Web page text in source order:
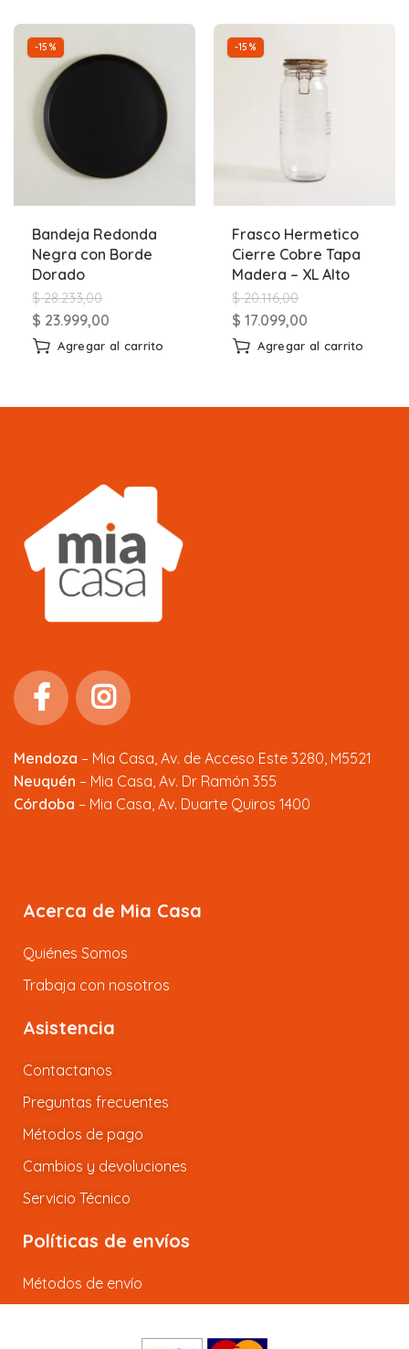
-15%
Bandeja Redonda
Negra con Borde
Dorado
$28.233,00
$ 23.999,00
Agregar al carrito
-15%
Frasco Hermetico
Cierre Cobre Tapa
Madera – XL Alto
$20.116,00
$ 17.099,00
Agregar al carrito
Mendoza – Mia Casa, Av. de Acceso Este 3280, M5521
Neuquén – Mia Casa, Av. Dr Ramón 355
Córdoba – Mia Casa, Av. Duarte Quiros 1400
Acerca de Mia Casa
Quiénes Somos
Trabaja con nosotros
Asistencia
Contactanos
Preguntas frecuentes
Métodos de pago
Cambios y devoluciones
Servicio Técnico
Políticas de envíos
Métodos de envío